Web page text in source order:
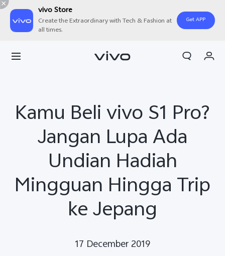
vivo Store
Create the Extraordinary with Tech & Fashion at
all times.
Get APP
Akun Saya
Kamu Beli vivo S1 Pro?
Jangan Lupa Ada
Undian Hadiah
Mingguan Hingga Trip
ke Jepang
17 December 2019